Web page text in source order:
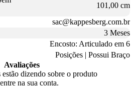
101,00 cm
sac@kappesberg.com.br
3 Meses
Encosto: Articulado em 6
Posições | Possui Braço
Avaliações
dizendo sobre o produto
na sua conta.